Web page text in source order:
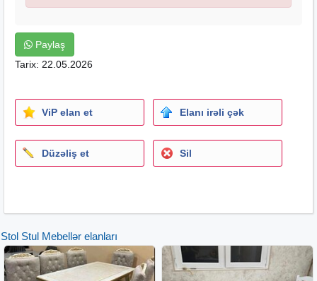
Paylaş
Tarix: 22.05.2026
ViP elan et Elanı irəli çək
Düzəliş et Sil
Stol Stul Mebellər elanları